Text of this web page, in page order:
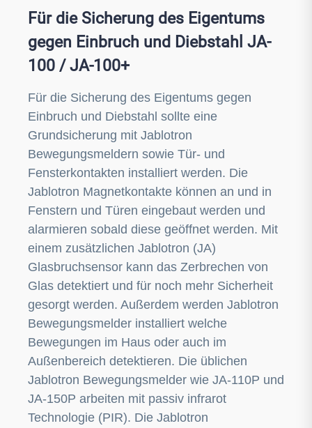
Für die Sicherung des Eigentums
gegen Einbruch und Diebstahl JA-
100 / JA-100+
Für die Sicherung des Eigentums gegen
Einbruch und Diebstahl sollte eine
Grundsicherung mit Jablotron
Bewegungsmeldern sowie Tür- und
Fensterkontakten installiert werden. Die
Jablotron Magnetkontakte können an und in
Fenstern und Türen eingebaut werden und
alarmieren sobald diese geöffnet werden. Mit
einem zusätzlichen Jablotron (JA)
Glasbruchsensor kann das Zerbrechen von
Glas detektiert und für noch mehr Sicherheit
gesorgt werden. Außerdem werden Jablotron
Bewegungsmelder installiert welche
Bewegungen im Haus oder auch im
Außenbereich detektieren. Die üblichen
Jablotron Bewegungsmelder wie JA-110P und
JA-150P arbeiten mit passiv infrarot
Technologie (PIR). Die Jablotron